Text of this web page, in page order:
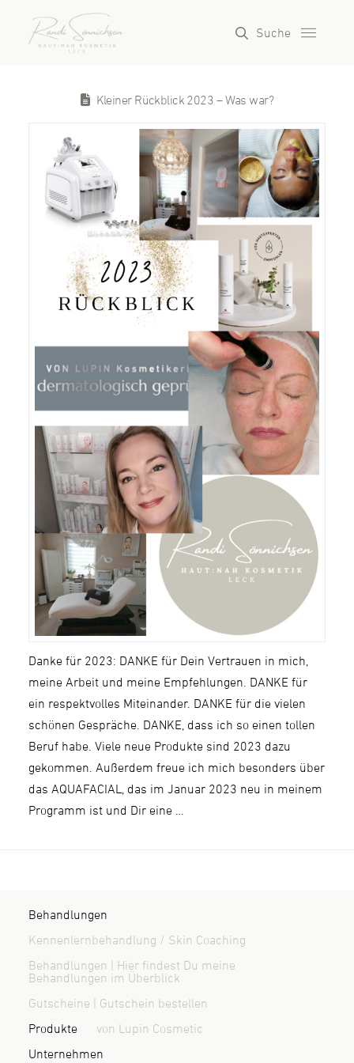
Suche
Kleiner Rückblick 2023 – Was war?
Danke für 2023: DANKE für Dein Vertrauen in mich,
meine Arbeit und meine Empfehlungen. DANKE für
ein respektvolles Miteinander. DANKE für die vielen
schönen Gespräche. DANKE, dass ich so einen tollen
Beruf habe. Viele neue Produkte sind 2023 dazu
gekommen. Außerdem freue ich mich besonders über
das AQUAFACIAL, das im Januar 2023 neu in meinem
Programm ist und Dir eine …
Behandlungen
Kennenlernbehandlung / Skin Coaching
Behandlungen | Hier findest Du meine
Behandlungen im Überblick
Gutscheine | Gutschein bestellen
Produkte
von Lupin Cosmetic
Unternehmen